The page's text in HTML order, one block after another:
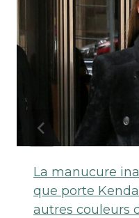
La manucure
que porte
autres couleurs